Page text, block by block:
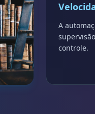
A
controle.